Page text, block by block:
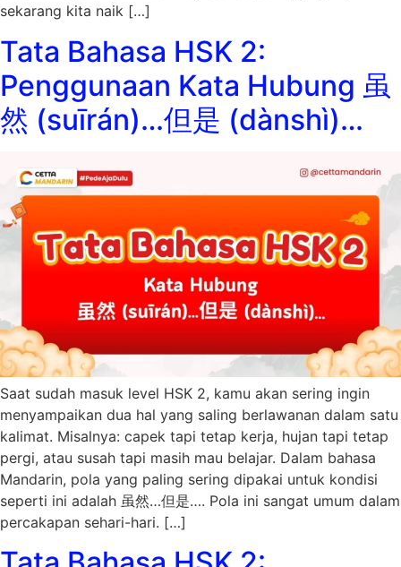
sekarang kita naik […]
Tata Bahasa HSK 2:
Penggunaan Kata Hubung 虽
然 (suīrán)…但是 (dànshì)…
Saat sudah masuk level HSK 2, kamu akan sering ingin
menyampaikan dua hal yang saling berlawanan dalam satu
kalimat. Misalnya: capek tapi tetap kerja, hujan tapi tetap
pergi, atau susah tapi masih mau belajar. Dalam bahasa
Mandarin, pola yang paling sering dipakai untuk kondisi
seperti ini adalah 虽然…但是…. Pola ini sangat umum dalam
percakapan sehari-hari. […]